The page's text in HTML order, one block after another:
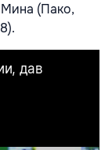
(Пако,